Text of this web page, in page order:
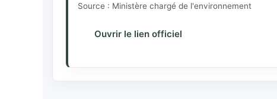
Source : Ministère chargé de l'environnement
Ouvrir le lien officiel